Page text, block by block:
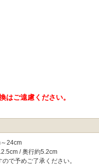
はご遠慮ください。
24cm
/ 奥行約5.2cm
で予めご了承ください。